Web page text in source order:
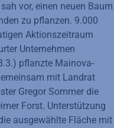
vor, einen neuen Baum
zu pflanzen. 9.000
Aktionszeitraum
Unternehmen
pflanzte Mainova-
mit Landrat
Gregor Sommer die
Forst. Unterstützung
ausgewählte Fläche mit